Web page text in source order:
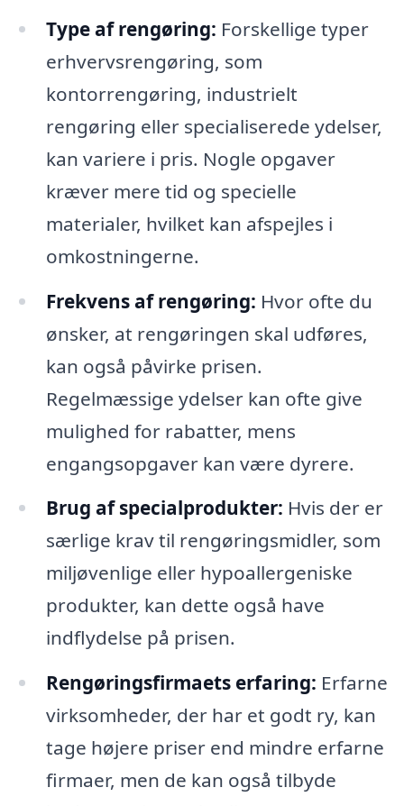
Type af rengøring: Forskellige typer
erhvervsrengøring, som
kontorrengøring, industrielt
rengøring eller specialiserede ydelser,
kan variere i pris. Nogle opgaver
kræver mere tid og specielle
materialer, hvilket kan afspejles i
omkostningerne.
Frekvens af rengøring: Hvor ofte du
ønsker, at rengøringen skal udføres,
kan også påvirke prisen.
Regelmæssige ydelser kan ofte give
mulighed for rabatter, mens
engangsopgaver kan være dyrere.
Brug af specialprodukter: Hvis der er
særlige krav til rengøringsmidler, som
miljøvenlige eller hypoallergeniske
produkter, kan dette også have
indflydelse på prisen.
Rengøringsfirmaets erfaring: Erfarne
virksomheder, der har et godt ry, kan
tage højere priser end mindre erfarne
firmaer, men de kan også tilbyde